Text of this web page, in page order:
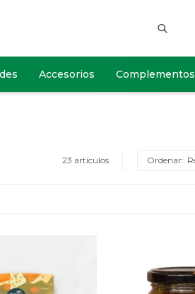
Accesorios Complementos
23 artículos